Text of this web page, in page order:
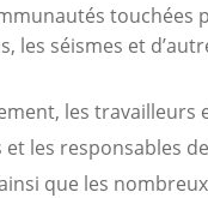
touchées
les séismes et
les travailleurs
les responsables
que les